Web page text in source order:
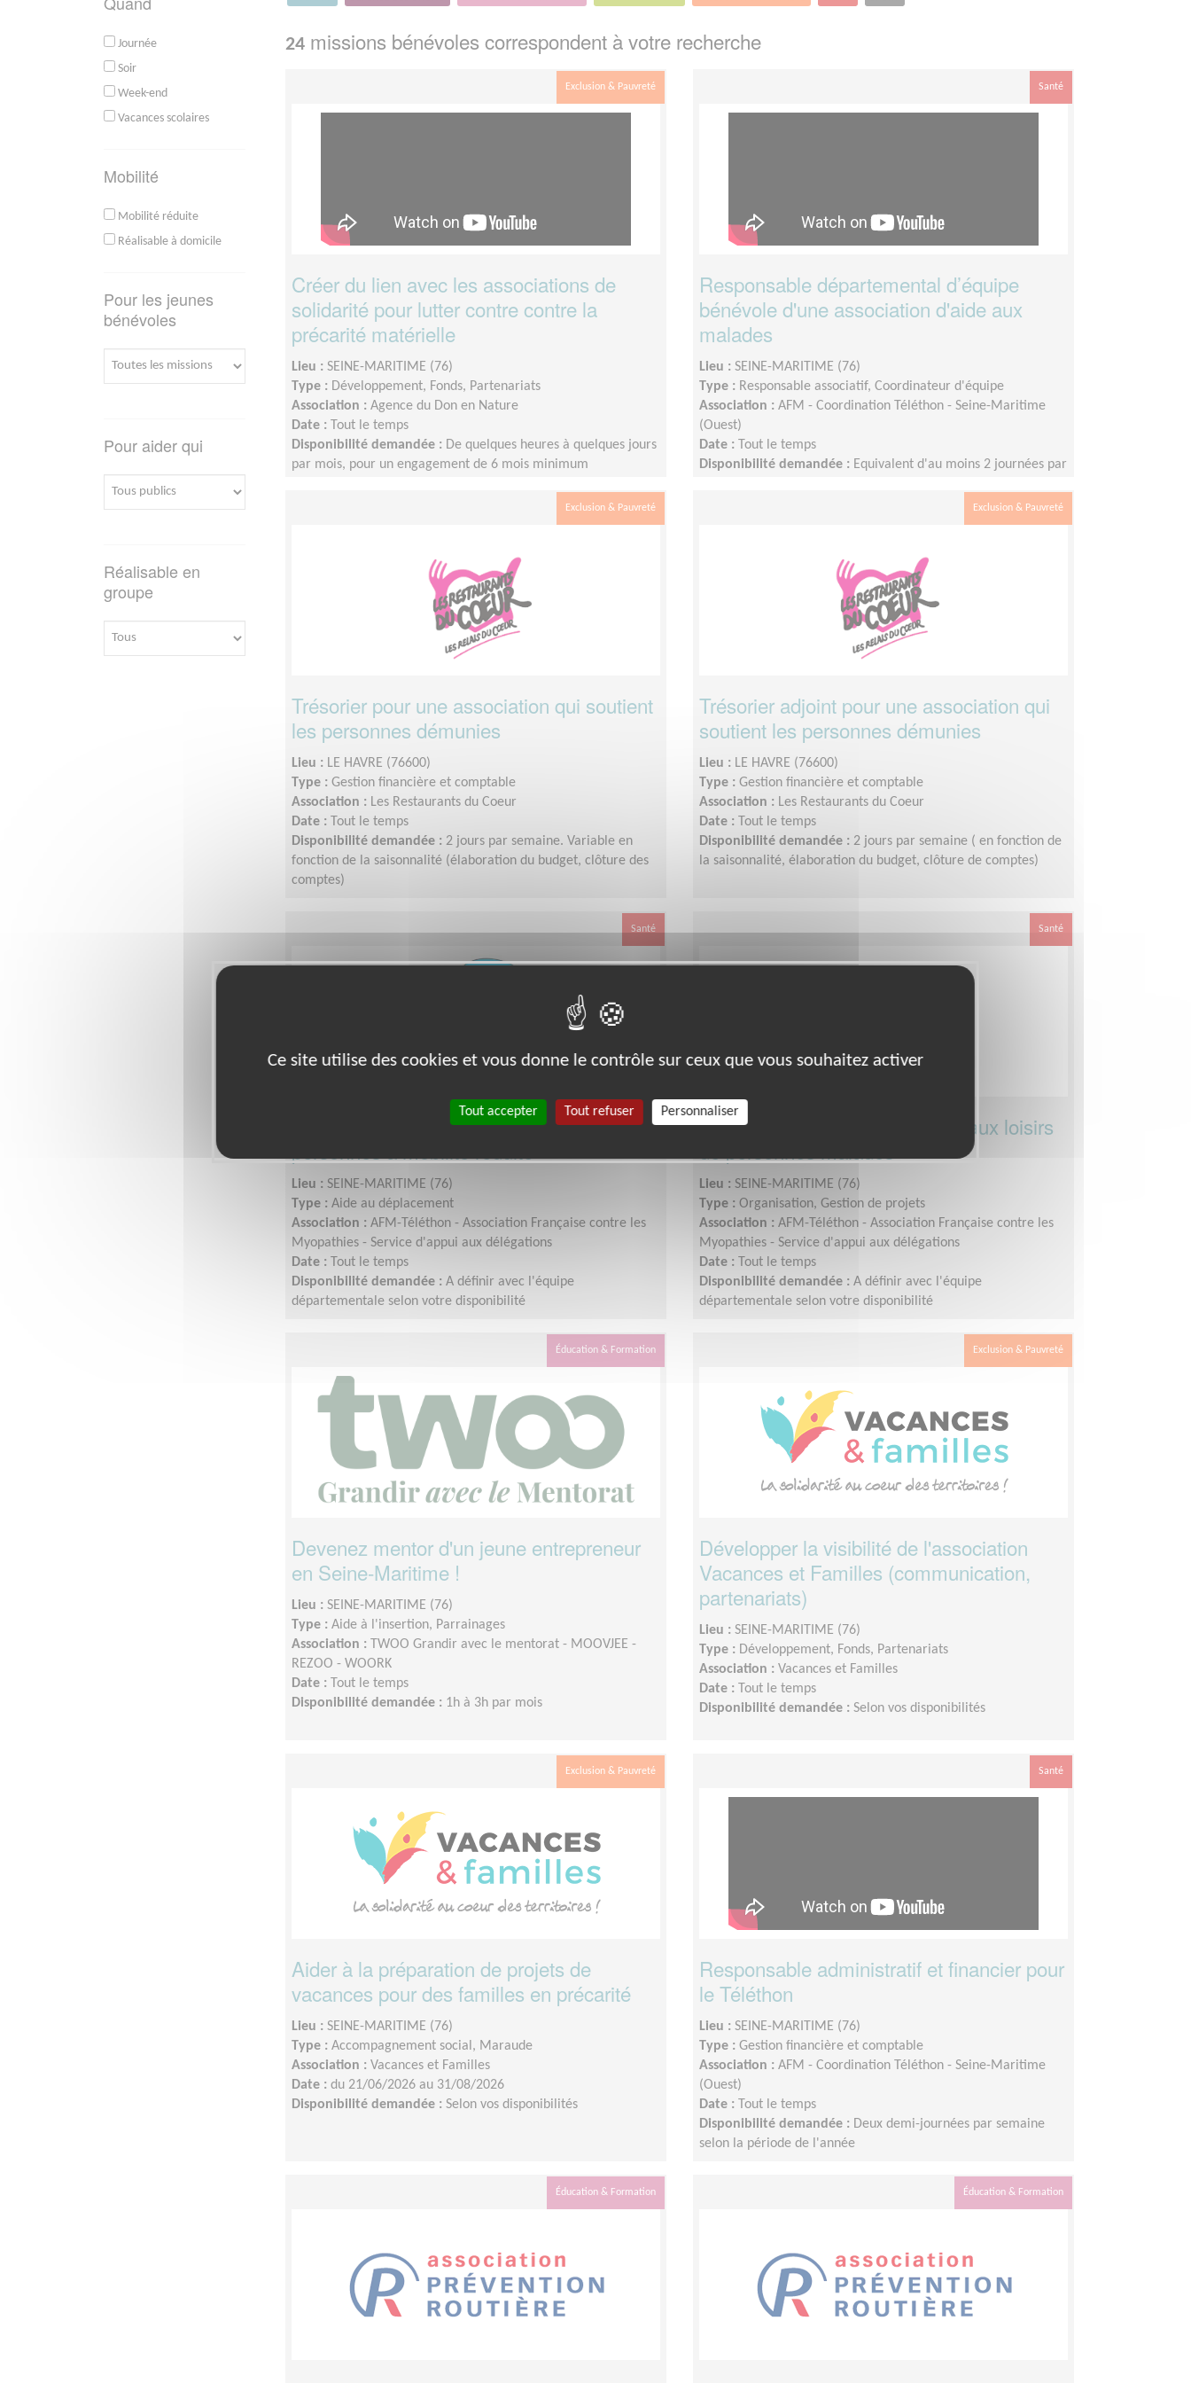
Journée
Soir
Week-end
Vacances scolaires
Mobilité
Mobilité réduite
Réalisable à domicile
Pour les jeunes
bénévoles
Pour aider qui
Réalisable en
groupe
24 missions bénévoles correspondent à votre recherche
Exclusion & Pauvreté
Créer du lien avec les associations de
solidarité pour lutter contre contre la
précarité matérielle
Lieu : SEINE-MARITIME (76)
Type : Développement, Fonds, Partenariats
Association : Agence du Don en Nature
Date :
Tout le temps
Disponibilité demandée : De quelques heures à quelques jours
par mois, pour un engagement de 6 mois minimum
Santé
Responsable départemental d’équipe
bénévole d'une association d'aide aux
malades
Lieu : SEINE-MARITIME (76)
Type : Responsable associatif, Coordinateur d'équipe
Association : AFM - Coordination Téléthon - Seine-Maritime
(Ouest)
Date :
Tout le temps
Disponibilité demandée : Equivalent d'au moins 2 journées par
Exclusion & Pauvreté
Trésorier pour une association qui soutient
les personnes démunies
Lieu : LE HAVRE (76600)
Type : Gestion financière et comptable
Association : Les Restaurants du Coeur
Date :
Tout le temps
Disponibilité demandée : 2 jours par semaine. Variable en
fonction de la saisonnalité (élaboration du budget, clôture des
comptes)
Exclusion & Pauvreté
Trésorier adjoint pour une association qui
soutient les personnes démunies
Lieu : LE HAVRE (76600)
Type : Gestion financière et comptable
Association : Les Restaurants du Coeur
Date :
Tout le temps
Disponibilité demandée : 2 jours par semaine ( en fonction de
la saisonnalité, élaboration du budget, clôture de comptes)
Santé
Chauffeur/Accompagnateur pour des
Lieu : SEINE-MARITIME (76)
Type : Aide au déplacement
Association : AFM-Téléthon - Association Française contre les
Myopathies - Service d'appui aux délégations
Date :
Tout le temps
Disponibilité demandée : A définir avec l'équipe
départementale selon votre disponibilité
Santé
Gestion de projets pour l'accès aux loisirs
Lieu : SEINE-MARITIME (76)
Type : Organisation, Gestion de projets
Association : AFM-Téléthon - Association Française contre les
Myopathies - Service d'appui aux délégations
Date :
Tout le temps
Disponibilité demandée : A définir avec l'équipe
départementale selon votre disponibilité
Éducation & Formation
Devenez mentor d'un jeune entrepreneur
en Seine-Maritime !
Lieu : SEINE-MARITIME (76)
Type : Aide à l'insertion, Parrainages
Association :
TWOO Grandir avec le mentorat - MOOVJEE -
REZOO - WOORK
Date :
Tout le temps
Disponibilité demandée : 1h à 3h par mois
Exclusion & Pauvreté
Développer la visibilité de l'association
Vacances et Familles (communication,
partenariats)
Lieu : SEINE-MARITIME (76)
Type : Développement, Fonds, Partenariats
Association : Vacances et Familles
Date :
Tout le temps
Disponibilité demandée : Selon vos disponibilités
Exclusion & Pauvreté
Aider à la préparation de projets de
vacances pour des familles en précarité
Lieu : SEINE-MARITIME (76)
Type : Accompagnement social, Maraude
Association : Vacances et Familles
Date : du 21/06/2026 au 31/08/2026
Disponibilité demandée : Selon vos disponibilités
Santé
Responsable administratif et financier pour
le Téléthon
Lieu : SEINE-MARITIME (76)
Type : Gestion financière et comptable
Association : AFM - Coordination Téléthon - Seine-Maritime
(Ouest)
Date :
Tout le temps
Disponibilité demandée : Deux demi-journées par semaine
selon la période de l'année
Éducation & Formation Éducation & Formation
Ce site utilise des cookies et vous donne le contrôle sur ceux que vous souhaitez activer
Tout accepter Tout refuser Personnaliser